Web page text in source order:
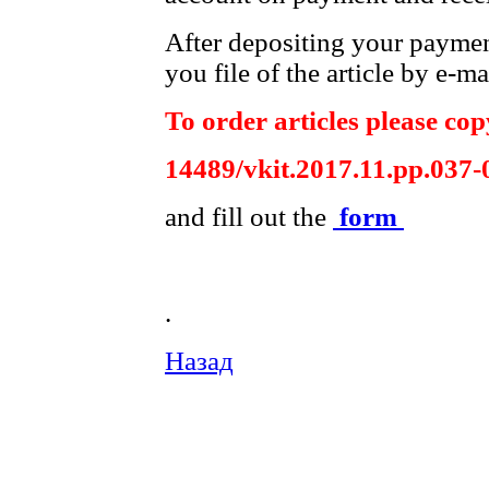
After depositing your
you file of the article by e-
To order articles please
14489/vkit.2017.11.pp.037-
and fill out the form
.
Назад